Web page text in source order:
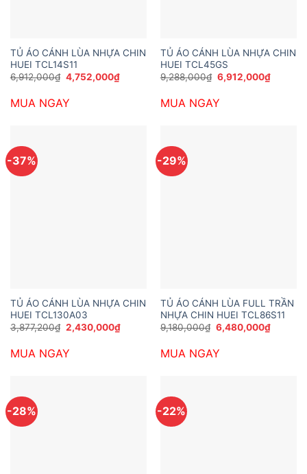
TỦ ÁO CÁNH LÙA NHỰA CHIN
HUEI TCL14S11
6,912,000₫ Giá
gốc
6,912,000₫.
4,752,000₫Giá
hiện
MUA NGAY
TỦ ÁO CÁNH LÙA NHỰA CHIN
HUEI TCL45GS
9,288,000₫ Giá
gốc
9,288,000₫.
6,912,000₫Giá
hiện
MUA NGAY
-37%
TỦ ÁO CÁNH LÙA NHỰA CHIN
HUEI TCL130A03
3,877,200₫ Giá
gốc
3,877,200₫.
2,430,000₫Giá
hiện
MUA NGAY
-29%
TỦ ÁO CÁNH LÙA FULL TRẦN
NHỰA CHIN HUEI TCL86S11
9,180,000₫ Giá
gốc
9,180,000₫.
6,480,000₫Giá
hiện
MUA NGAY
-28% -22%